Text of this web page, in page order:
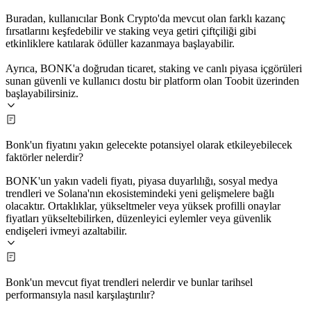
Buradan, kullanıcılar Bonk Crypto'da mevcut olan farklı kazanç
fırsatlarını keşfedebilir ve staking veya getiri çiftçiliği gibi
etkinliklere katılarak ödüller kazanmaya başlayabilir.
Ayrıca, BONK'a doğrudan ticaret, staking ve canlı piyasa içgörüleri
sunan güvenli ve kullanıcı dostu bir platform olan Toobit üzerinden
başlayabilirsiniz.
Bonk'un fiyatını yakın gelecekte potansiyel olarak etkileyebilecek
faktörler nelerdir?
BONK'un yakın vadeli fiyatı, piyasa duyarlılığı, sosyal medya
trendleri ve Solana'nın ekosistemindeki yeni gelişmelere bağlı
olacaktır. Ortaklıklar, yükseltmeler veya yüksek profilli onaylar
fiyatları yükseltebilirken, düzenleyici eylemler veya güvenlik
endişeleri ivmeyi azaltabilir.
Bonk'un mevcut fiyat trendleri nelerdir ve bunlar tarihsel
performansıyla nasıl karşılaştırılır?